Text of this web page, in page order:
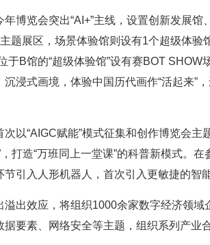
博览会突出“AI+”主线，设置创新发展
题展区，场景体验馆则设有1个超级体验
于B馆的“超级体验馆”设有赛BOT
浸式画境，体验中国历代画作“活起来”
以“AIGC赋能”模式征集和创作博览会
打造“万班同上一堂课”的科普新模式。
引入人形机器人，首次引入更敏捷的智
出效应，将组织1000余家数字经济领
要素、网络安全等主题，组织系列产业